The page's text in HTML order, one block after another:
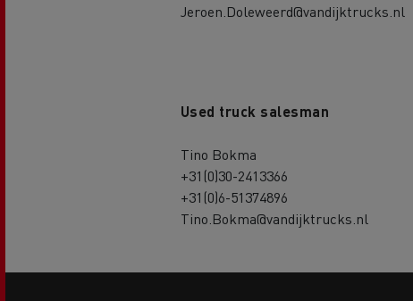
Jeroen.Doleweerd@vandijktrucks.nl
Used truck salesman
Tino Bokma
+31(0)30-2413366
+31(0)6-51374896
Tino.Bokma@vandijktrucks.nl